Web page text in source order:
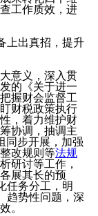
工作质效，进
出真招，提升
意义，深入贯
的《关于进一
握财会监督工
财税政策执行
，着力维护财
协调，抽调主
同步开展，加强
改规则等法规
研讨等工作，
展其长的预
任务分工，明
趋势性问题，深
。